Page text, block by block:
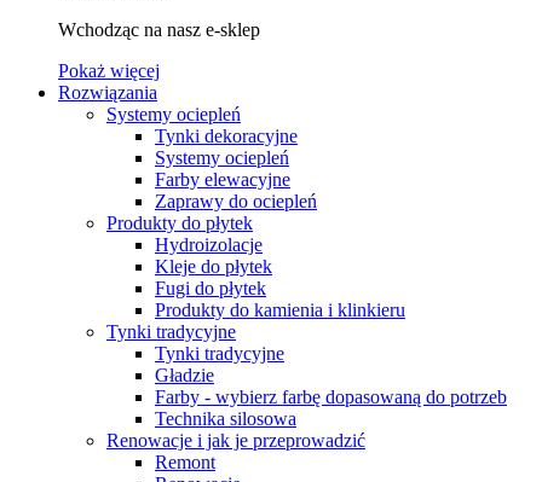
Wchodząc na nasz e-sklep
Pokaż więcej
Rozwiązania
Systemy ociepleń
Tynki dekoracyjne
Systemy ociepleń
Farby elewacyjne
Zaprawy do ociepleń
Produkty do płytek
Hydroizolacje
Kleje do płytek
Fugi do płytek
Produkty do kamienia i klinkieru
Tynki tradycyjne
Tynki tradycyjne
Gładzie
Farby - wybierz farbę dopasowaną do potrzeb
Technika silosowa
Renowacje i jak je przeprowadzić
Remont